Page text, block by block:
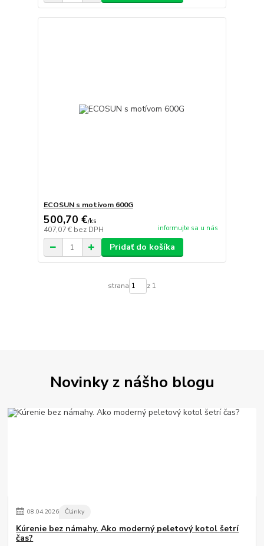
ECOSUN s motívom 600G
500,70 €/ks
407,07 € bez DPH informujte sa u nás
Pridať do košíka
strana z 1
Novinky z nášho blogu
08.04.2026 Články
Kúrenie bez námahy. Ako moderný peletový kotol šetrí
čas?